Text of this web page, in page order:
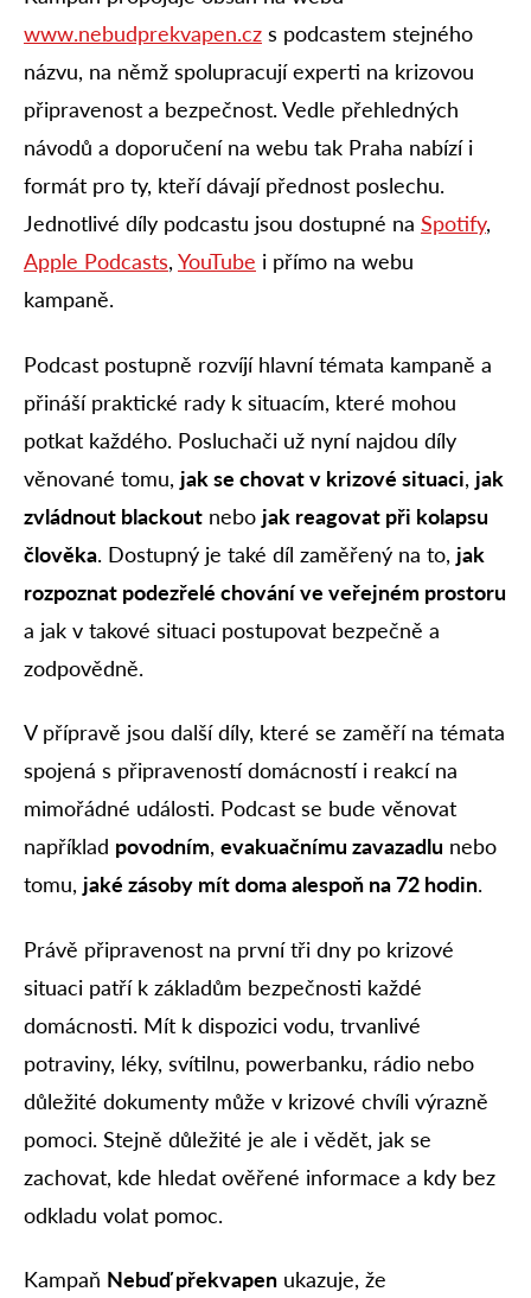
www.nebudprekvapen.cz s podcastem stejného
názvu, na němž spolupracují experti na krizovou
připravenost a bezpečnost. Vedle přehledných
návodů a doporučení na webu tak Praha nabízí i
formát pro ty, kteří dávají přednost poslechu.
Jednotlivé díly podcastu jsou dostupné na Spotify,
Apple Podcasts,YouTube i přímo na webu
kampaně.
Podcast postupně rozvíjí hlavní témata kampaně a
přináší praktické rady k situacím, které mohou
potkat každého. Posluchači už nyní najdou díly
věnované tomu, jak se chovat v krizové situaci, jak
zvládnout blackout nebo jak reagovat při kolapsu
člověka. Dostupný je také díl zaměřený na to, jak
rozpoznat podezřelé chování ve veřejném prostoru
a jak v takové situaci postupovat bezpečně a
zodpovědně.
V přípravě jsou další díly, které se zaměří na témata
spojená s připraveností domácností i reakcí na
mimořádné události. Podcast se bude věnovat
například povodním, evakuačnímu zavazadlu nebo
tomu, jaké zásoby mít doma alespoň na 72 hodin.
Právě připravenost na první tři dny po krizové
situaci patří k základům bezpečnosti každé
domácnosti. Mít k dispozici vodu, trvanlivé
potraviny, léky, svítilnu, powerbanku, rádio nebo
důležité dokumenty může v krizové chvíli výrazně
pomoci. Stejně důležité je ale i vědět, jak se
zachovat, kde hledat ověřené informace a kdy bez
odkladu volat pomoc.
Kampaň Nebuď překvapen ukazuje, že